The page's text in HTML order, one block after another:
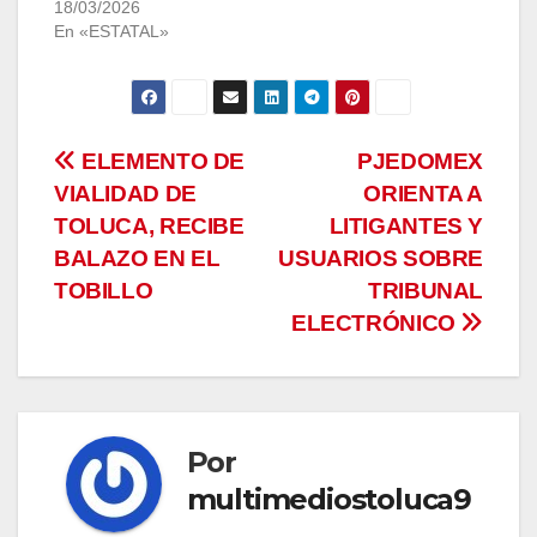
18/03/2026
En «ESTATAL»
Navegación
de
entradas
PJEDOMEX
ORIENTA A
LITIGANTES Y
USUARIOS SOBRE
TRIBUNAL
ELECTRÓNICO
ELEMENTO DE
VIALIDAD DE
TOLUCA, RECIBE
BALAZO EN EL
TOBILLO
Por
multimediostoluca9